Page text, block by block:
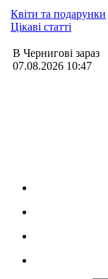
Квіти та подарунки
Цікаві статті
В Чернигові зараз
07.08.2026 10:47